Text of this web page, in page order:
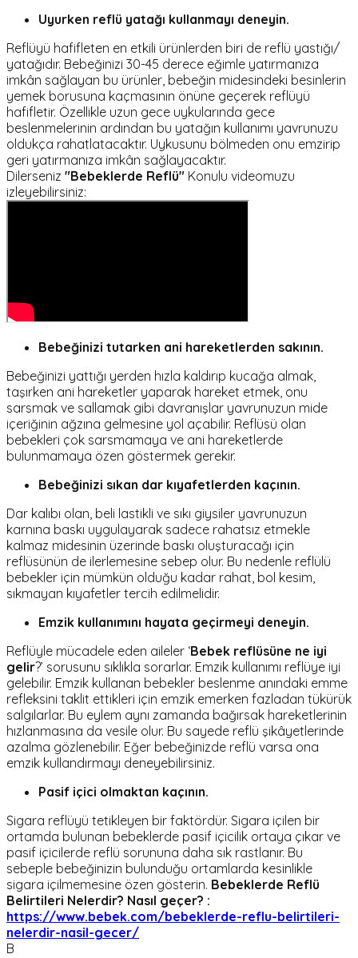
Uyurken reflü yatağı kullanmayı deneyin.
Reflüyü hafifleten en etkili ürünlerden biri de reflü yastığı/
yatağıdır. Bebeğinizi 30-45 derece eğimle yatırmanıza
imkân sağlayan bu ürünler, bebeğin midesindeki besinlerin
yemek borusuna kaçmasının önüne geçerek reflüyü
hafifletir. Özellikle uzun gece uykularında gece
beslenmelerinin ardından bu yatağın kullanımı yavrunuzu
oldukça rahatlatacaktır. Uykusunu bölmeden onu emzirip
geri yatırmanıza imkân sağlayacaktır.
Dilerseniz "Bebeklerde Reflü" Konulu videomuzu
izleyebilirsiniz:
Bebeğinizi tutarken ani hareketlerden sakının.
Bebeğinizi yattığı yerden hızla kaldırıp kucağa almak,
taşırken ani hareketler yaparak hareket etmek, onu
sarsmak ve sallamak gibi davranışlar yavrunuzun mide
içeriğinin ağzına gelmesine yol açabilir. Reflüsü olan
bebekleri çok sarsmamaya ve ani hareketlerde
bulunmamaya özen göstermek gerekir.
Bebeğinizi sıkan dar kıyafetlerden kaçının.
Dar kalıbı olan, beli lastikli ve sıkı giysiler yavrunuzun
karnına baskı uygulayarak sadece rahatsız etmekle
kalmaz midesinin üzerinde baskı oluşturacağı için
reflüsünün de ilerlemesine sebep olur. Bu nedenle reflülü
bebekler için mümkün olduğu kadar rahat, bol kesim,
sıkmayan kıyafetler tercih edilmelidir.
Emzik kullanımını hayata geçirmeyi deneyin.
Reflüyle mücadele eden aileler ‘Bebek reflüsüne ne iyi
gelir?’ sorusunu sıklıkla sorarlar. Emzik kullanımı reflüye iyi
gelebilir. Emzik kullanan bebekler beslenme anındaki emme
refleksini taklit ettikleri için emzik emerken fazladan tükürük
salgılarlar. Bu eylem aynı zamanda bağırsak hareketlerinin
hızlanmasına da vesile olur. Bu sayede reflü şikâyetlerinde
azalma gözlenebilir. Eğer bebeğinizde reflü varsa ona
emzik kullandırmayı deneyebilirsiniz.
Pasif içici olmaktan kaçının.
Sigara reflüyü tetikleyen bir faktördür. Sigara içilen bir
ortamda bulunan bebeklerde pasif içicilik ortaya çıkar ve
pasif içicilerde reflü sorununa daha sık rastlanır. Bu
sebeple bebeğinizin bulunduğu ortamlarda kesinlikle
sigara içilmemesine özen gösterin. Bebeklerde Reflü
Belirtileri Nelerdir? Nasıl geçer? :
https://www.bebek.com/bebeklerde-reflu-belirtileri-
nelerdir-nasil-gecer/
B